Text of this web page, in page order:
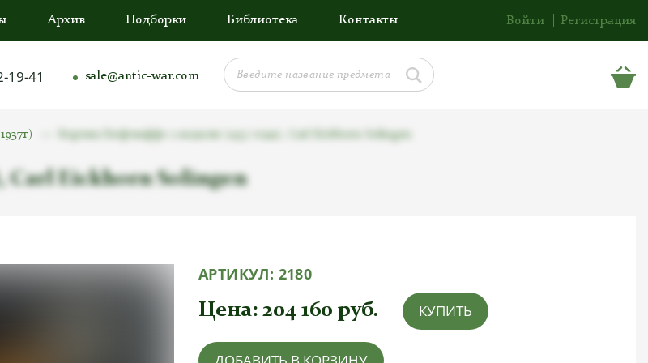
Архив Подборки Библиотека Контакты Войти Регистрация
19-41 sale@antic-war.com
Carl Eickhorn Solingen
АРТИКУЛ: 2180
Цена: 204 160 руб. КУПИТЬ